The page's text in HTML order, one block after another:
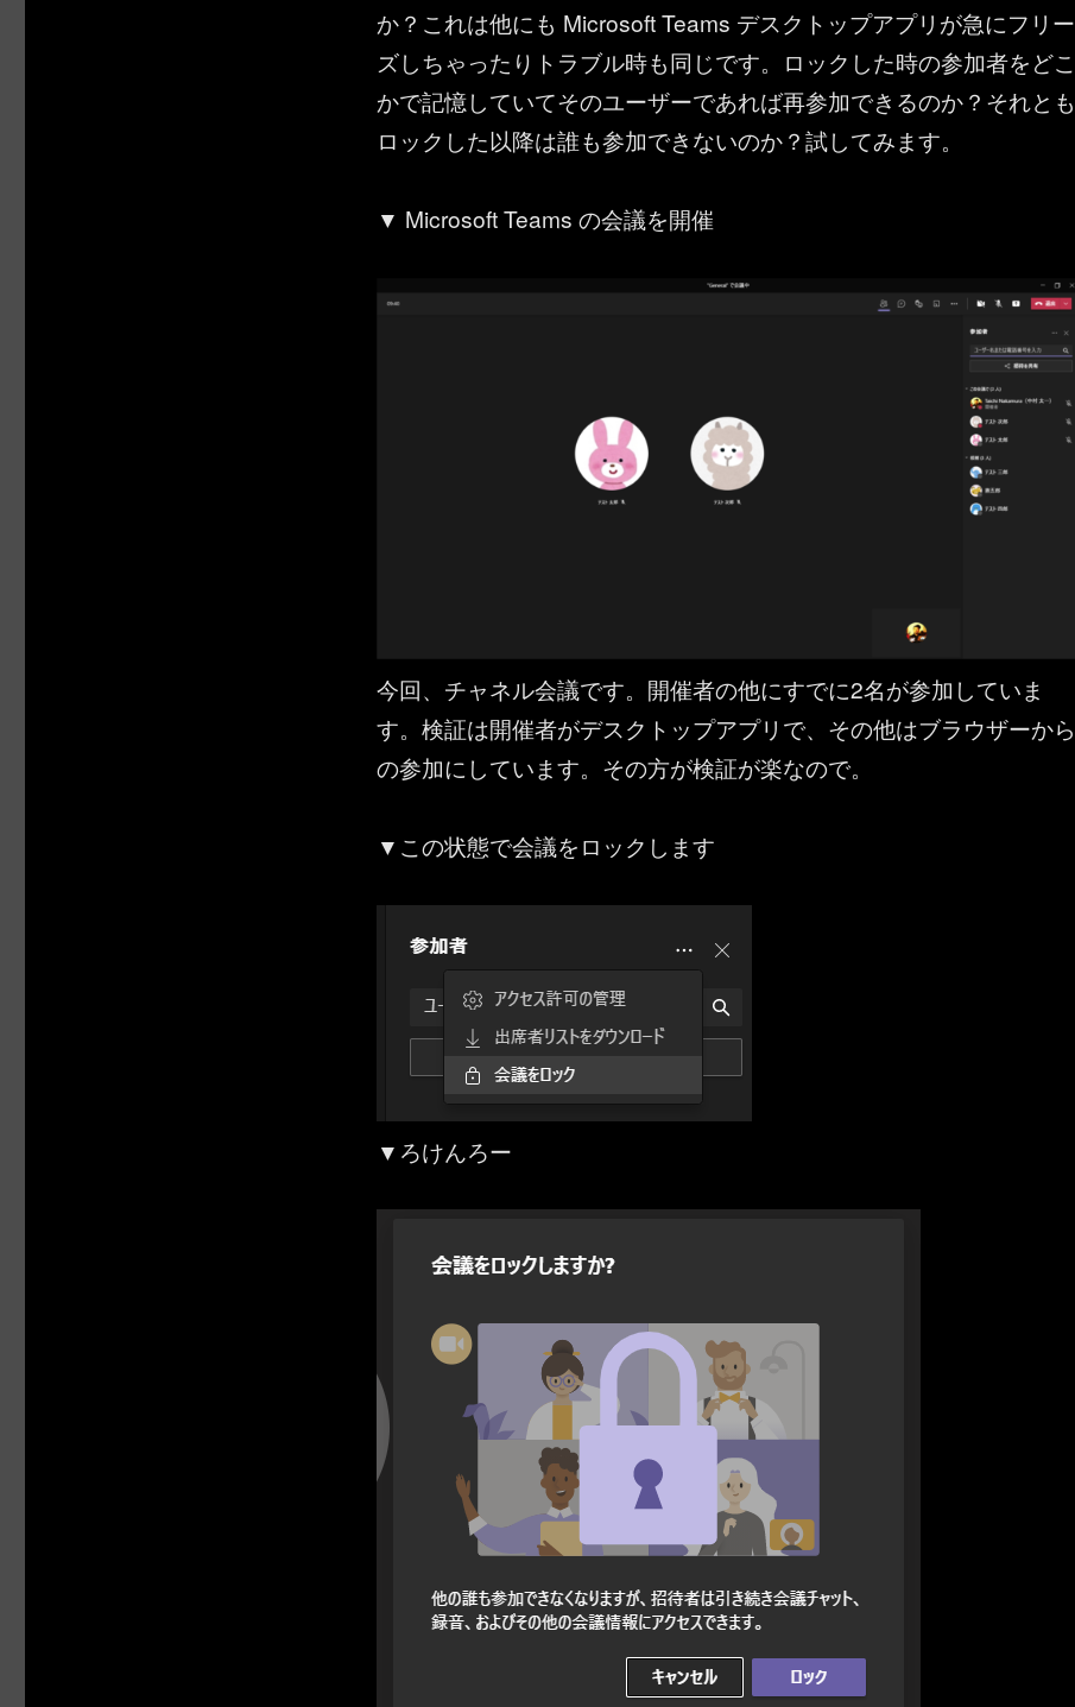
か？これは他にも Microsoft Teams デスクトップアプリが急にフリー
ズしちゃったりトラブル時も同じです。ロックした時の参加者をどこ
かで記憶していてそのユーザーであれば再参加できるのか？それとも
ロックした以降は誰も参加できないのか？試してみます。
▼ Microsoft Teams の会議を開催
今回、チャネル会議です。開催者の他にすでに2名が参加していま
す。検証は開催者がデスクトップアプリで、その他はブラウザーから
の参加にしています。その方が検証が楽なので。
▼この状態で会議をロックします
▼ろけんろー